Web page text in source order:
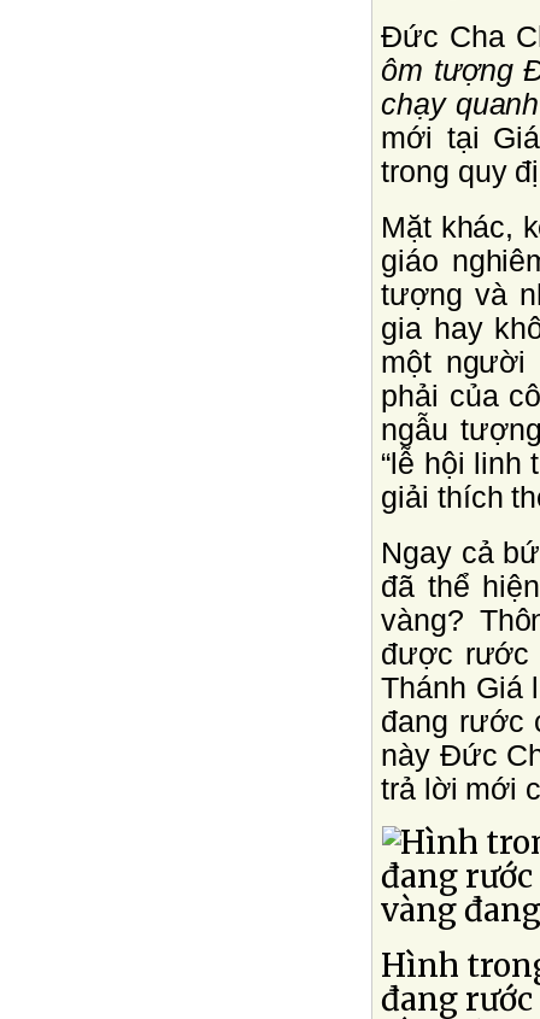
Ðức Cha
ôm tượng
chạy
mới tại
trong quy
Mặt khác,
giáo
tượng và
gia hay
một người
phải của
ngẫu
“lễ hội linh
giải thích
Ngay cả
đã thể
vàng?
được rước
Thánh Giá
đang rước
này Ðức
trả lời mới
Hình
đang rước